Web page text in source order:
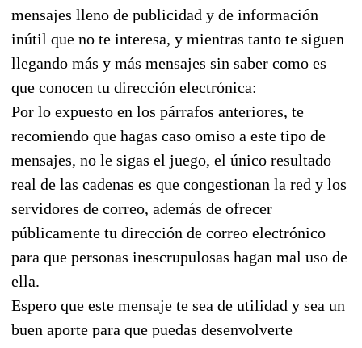
mensajes lleno de publicidad y de información
inútil que no te interesa, y mientras tanto te siguen
llegando más y más mensajes sin saber como es
que conocen tu dirección electrónica:
Por lo expuesto en los párrafos anteriores, te
recomiendo que hagas caso omiso a este tipo de
mensajes, no le sigas el juego, el único resultado
real de las cadenas es que congestionan la red y los
servidores de correo, además de ofrecer
públicamente tu dirección de correo electrónico
para que personas inescrupulosas hagan mal uso de
ella.
Espero que este mensaje te sea de utilidad y sea un
buen aporte para que puedas desenvolverte